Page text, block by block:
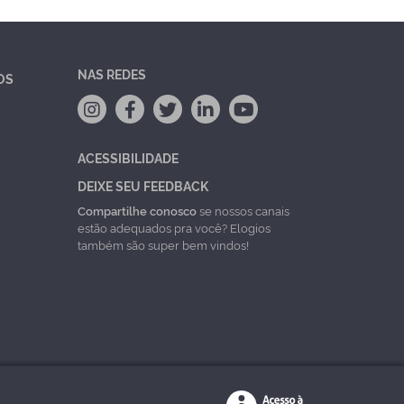
NAS REDES
ACESSIBILIDADE
DEIXE SEU FEEDBACK
Compartilhe conoscose nossos canais
estão adequados pra você? Elogios
também são super bem vindos!